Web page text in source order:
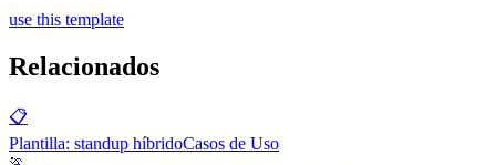
use this template
Relacionados
📋
Plantilla: standup híbridoCasos de Uso